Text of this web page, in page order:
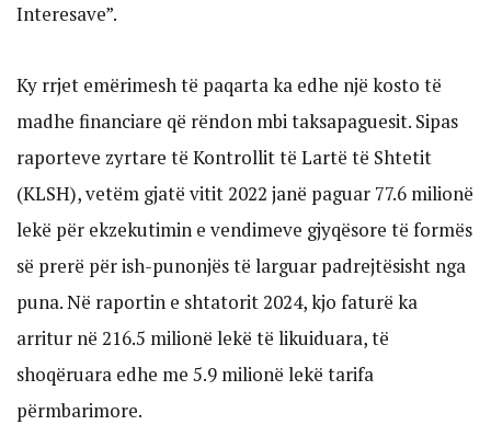
Interesave”.
Ky rrjet emërimesh të paqarta ka edhe një kosto të
madhe financiare që rëndon mbi taksapaguesit. Sipas
raporteve zyrtare të Kontrollit të Lartë të Shtetit
(KLSH), vetëm gjatë vitit 2022 janë paguar 77.6 milionë
lekë për ekzekutimin e vendimeve gjyqësore të formës
së prerë për ish-punonjës të larguar padrejtësisht nga
puna. Në raportin e shtatorit 2024, kjo faturë ka
arritur në 216.5 milionë lekë të likuiduara, të
shoqëruara edhe me 5.9 milionë lekë tarifa
përmbarimore.